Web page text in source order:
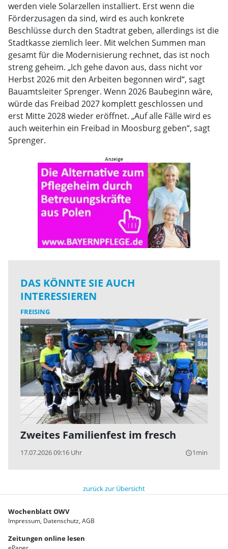
werden viele Solarzellen installiert. Erst wenn die
Förderzusagen da sind, wird es auch konkrete
Beschlüsse durch den Stadtrat geben, allerdings ist die
Stadtkasse ziemlich leer. Mit welchen Summen man
gesamt für die Modernisierung rechnet, das ist noch
streng geheim. „Ich gehe davon aus, dass nicht vor
Herbst 2026 mit den Arbeiten begonnen wird“, sagt
Bauamtsleiter Sprenger. Wenn 2026 Baubeginn wäre,
würde das Freibad 2027 komplett geschlossen und
erst Mitte 2028 wieder eröffnet. „Auf alle Fälle wird es
auch weiterhin ein Freibad in Moosburg geben“, sagt
Sprenger.
DAS KÖNNTE SIE AUCH
INTERESSIEREN
FREISING
Zweites Familienfest im fresch
17.07.2026 09:16 Uhr query_builder1min
zurück zur Übersicht
Wochenblatt OWV
Impressum Datenschutz AGB
Zeitungen online lesen